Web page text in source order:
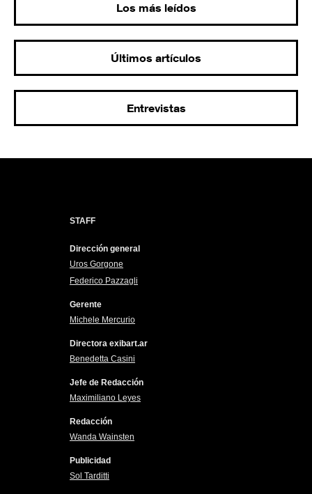
Los más leídos
Últimos artículos
Entrevistas
STAFF
Dirección general
Uros Gorgone
Federico Pazzagli
Gerente
Michele Mercurio
Directora exibart.ar
Benedetta Casini
Jefe de Redacción
Maximiliano Leyes
Redacción
Wanda Wainsten
Publicidad
Sol Tarditti